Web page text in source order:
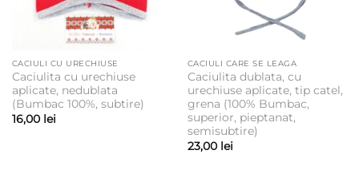
CACIULI CU URECHIUSE
Caciulita cu urechiuse
aplicate, nedublata
(Bumbac 100%, subtire)
16,00 lei
CACIULI CARE SE LEAGA
Caciulita dublata, cu
urechiuse aplicate, tip catel,
grena (100% Bumbac,
superior, pieptanat,
semisubtire)
23,00 lei